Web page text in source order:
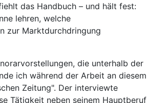
das Handbuch – und hält fest:
lehren, welche
zur Marktdurchdringung
die unterhalb der
ich während der Arbeit an diesem
Zeitung". Der interviewte
Tätigkeit neben seinem Hauptberuf